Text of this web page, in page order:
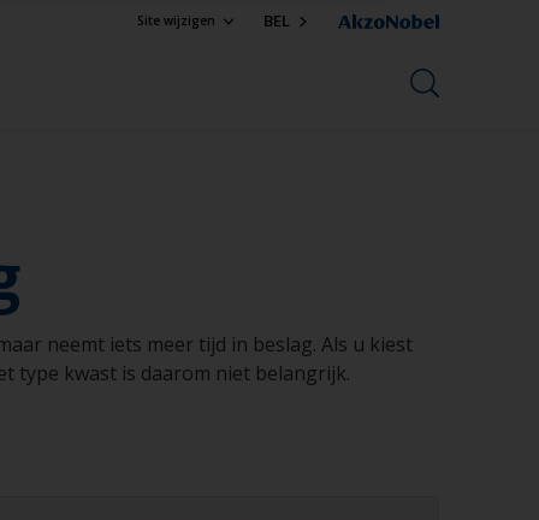
Site wijzigen BEL
neemt iets meer tijd in beslag. Als u kiest
type kwast is daarom niet belangrijk.